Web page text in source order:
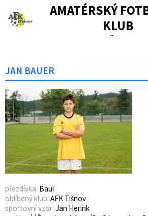
AMATÉRSKÝ
KLUB
TIŠNOV
JAN BAUER
přezdívka: Baui
oblíbený klub: AFK Tišnov
sportovní vzor: Jan Herink